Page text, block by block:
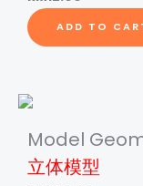
ADD TO
Model
立体模型